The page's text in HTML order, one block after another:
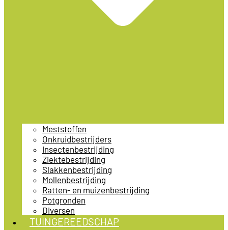
Meststoffen
Onkruidbestrijders
Insectenbestrijding
Ziektebestrijding
Slakkenbestrijding
Mollenbestrijding
Ratten- en muizenbestrijding
Potgronden
Diversen
TUINGEREEDSCHAP